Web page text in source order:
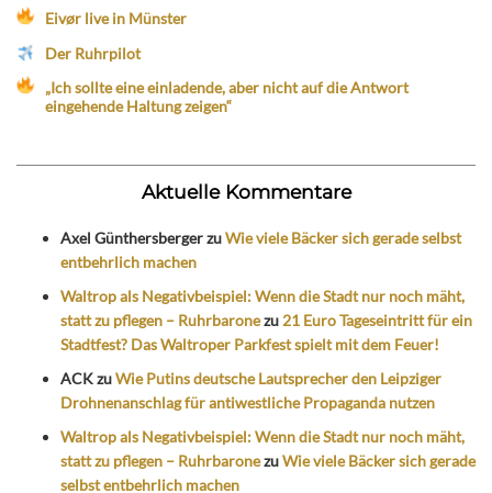
Eivør live in Münster
Der Ruhrpilot
„Ich sollte eine einladende, aber nicht auf die Antwort
eingehende Haltung zeigen“
Aktuelle Kommentare
Axel GünthersbergerzuWie viele Bäcker sich gerade selbst
entbehrlich machen
Waltrop als Negativbeispiel: Wenn die Stadt nur noch mäht,
statt zu pflegen – Ruhrbaronezu 21 Euro Tageseintritt für ein
Stadtfest? Das Waltroper Parkfest spielt mit dem Feuer!
ACKzuWie Putins deutsche Lautsprecher den Leipziger
Drohnenanschlag für antiwestliche Propaganda nutzen
Waltrop als Negativbeispiel: Wenn die Stadt nur noch mäht,
statt zu pflegen – RuhrbaronezuWie viele Bäcker sich gerade
selbst entbehrlich machen